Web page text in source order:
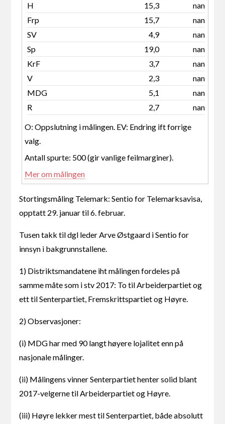
H
15,3
nan
Frp
15,7
nan
SV
4,9
nan
Sp
19,0
nan
KrF
3,7
nan
V
2,3
nan
MDG
5,1
nan
R
2,7 nan
O: Oppslutning i målingen. EV: Endring ift forrige
valg.
Antall spurte: 500 (gir vanlige feilmarginer).
Mer om målingen
Stortingsmåling Telemark: Sentio for Telemarksavisa,
opptatt 29. januar til 6. februar.
Tusen takk til dgl leder Arve Østgaard i Sentio for
innsyn i bakgrunnstallene.
1) Distriktsmandatene iht målingen fordeles på
samme måte som i stv 2017: To til Arbeiderpartiet og
ett til Senterpartiet, Fremskrittspartiet og Høyre.
2) Observasjoner:
(i) MDG har med 90 langt høyere lojalitet enn på
nasjonale målinger.
(ii) Målingens vinner Senterpartiet henter solid blant
2017-velgerne til Arbeiderpartiet og Høyre.
(iii) Høyre lekker mest til Senterpartiet, både absolutt